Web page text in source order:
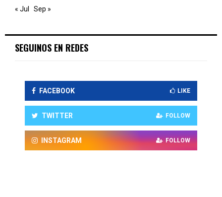
« Jul
Sep »
SEGUINOS EN REDES
FACEBOOK LIKE
TWITTER FOLLOW
INSTAGRAM FOLLOW